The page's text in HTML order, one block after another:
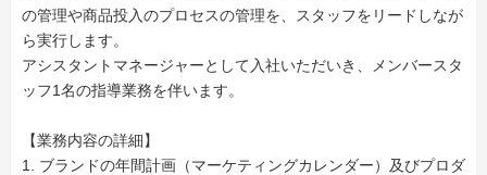
の管理や商品投入のプロセスの管理を、スタッフをリードしなが
ら実行します。
アシスタントマネージャーとして入社いただいき、メンバースタ
ッフ1名の指導業務を伴います。
【業務内容の詳細】
1. ブランドの年間計画（マーケティングカレンダー）及びプロダ